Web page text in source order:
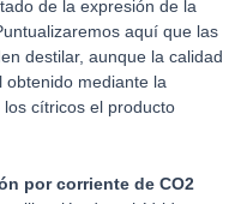
de la expresión de la
aquí que las
destilar, aunque la calidad
obtenido mediante la
cítricos el producto
por corriente de CO2